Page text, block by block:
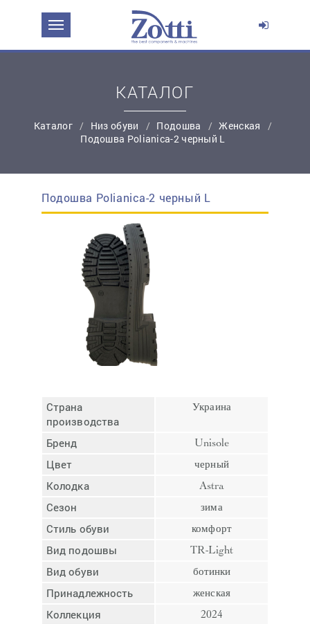
КАТАЛОГ
Каталог Низ обуви Подошва
Женская
Подошва Polianica-2 черный L
Подошва Polianica-2 черный L
Страна
производства
Украина
Бренд Unisole
Цвет черный
Колодка Astra
Сезон зима
Стиль обуви комфорт
Вид подошвы TR-Light
Вид обуви ботинки
Принадлежность женская
Коллекция 2024
ЗАДАТЬ ВОПРОС О ПРОДУКТЕ
Эл. почта:
Контактный телефон:*